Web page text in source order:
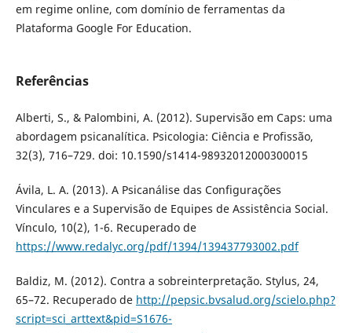
em regime online, com domínio de ferramentas da
Plataforma Google For Education.
Referências
Alberti, S., & Palombini, A. (2012). Supervisão em Caps: uma
abordagem psicanalítica. Psicologia: Ciência e Profissão,
32(3), 716–729. doi: 10.1590/s1414-98932012000300015
Ávila, L. A. (2013). A Psicanálise das Configurações
Vinculares e a Supervisão de Equipes de Assistência Social.
Vínculo, 10(2), 1-6. Recuperado de
https://www.redalyc.org/pdf/1394/139437793002.pdf
Baldiz, M. (2012). Contra a sobreinterpretação. Stylus, 24,
65–72. Recuperado de http://pepsic.bvsalud.org/scielo.php?
script=sci_arttext&pid=S1676-